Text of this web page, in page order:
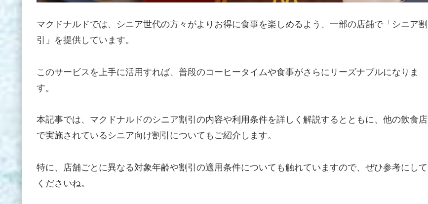
マクドナルドでは、シニア世代の方々がよりお得に食事を楽しめるよう、一部の店舗で「シニア割
引」を提供しています。
このサービスを上手に活用すれば、普段のコーヒータイムや食事がさらにリーズナブルになりま
す。
本記事では、マクドナルドのシニア割引の内容や利用条件を詳しく解説するとともに、他の飲食店
で実施されているシニア向け割引についてもご紹介します。
特に、店舗ごとに異なる対象年齢や割引の適用条件についても触れていますので、ぜひ参考にして
くださいね。